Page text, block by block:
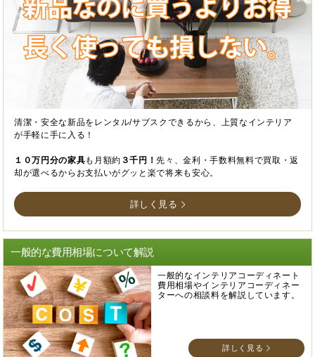
清潔・安全な新品をレンタル/サブスクできるから、上質なインテリア
が手軽に手に入る！
１０万円分の家具も月額約 ３千円！先々、金利・手数料無料で買取・返
却が選べるからお支払いがグッと楽で将来も安心。
詳しく見る
一般的な費用相場について解説
一般的なインテリアコーディネート
費用相場やインテリアコーディネー
ターへの相談料を解説しています。
詳しく見る